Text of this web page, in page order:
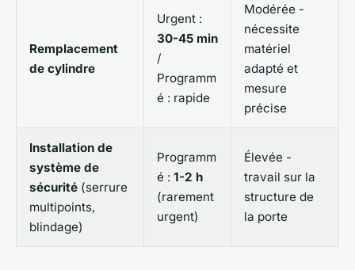
Remplacement
de cylindre
Urgent :
30-45 min
/
Programm
é : rapide
Modérée -
nécessite
matériel
adapté et
mesure
précise
Installation de
système de
sécurité (serrure
multipoints,
blindage)
Programm
é : 1-2 h
(rarement
urgent)
Élevée -
travail sur la
structure de
la porte